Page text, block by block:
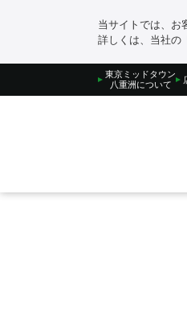
当サイトでは、お
詳しくは、当社の
東京ミッドタウン
八重洲について